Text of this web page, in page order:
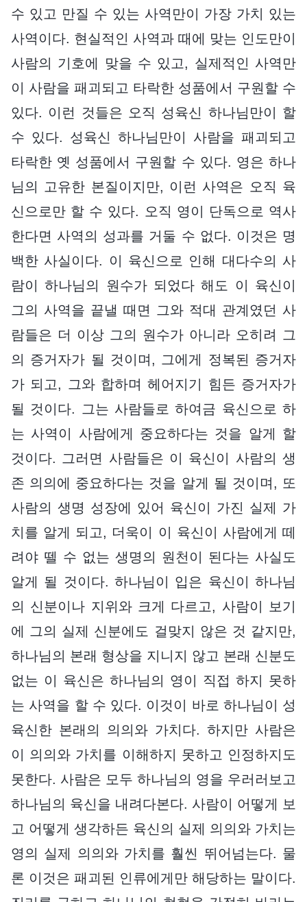
수 있고 만질 수 있는 사역만이 가장 가치 있는
사역이다. 현실적인 사역과 때에 맞는 인도만이
사람의 기호에 맞을 수 있고, 실제적인 사역만
이 사람을 패괴되고 타락한 성품에서 구원할 수
있다. 이런 것들은 오직 성육신 하나님만이 할
수 있다. 성육신 하나님만이 사람을 패괴되고
타락한 옛 성품에서 구원할 수 있다. 영은 하나
님의 고유한 본질이지만, 이런 사역은 오직 육
신으로만 할 수 있다. 오직 영이 단독으로 역사
한다면 사역의 성과를 거둘 수 없다. 이것은 명
백한 사실이다. 이 육신으로 인해 대다수의 사
람이 하나님의 원수가 되었다 해도 이 육신이
그의 사역을 끝낼 때면 그와 적대 관계였던 사
람들은 더 이상 그의 원수가 아니라 오히려 그
의 증거자가 될 것이며, 그에게 정복된 증거자
가 되고, 그와 합하며 헤어지기 힘든 증거자가
될 것이다. 그는 사람들로 하여금 육신으로 하
는 사역이 사람에게 중요하다는 것을 알게 할
것이다. 그러면 사람들은 이 육신이 사람의 생
존 의의에 중요하다는 것을 알게 될 것이며, 또
사람의 생명 성장에 있어 육신이 가진 실제 가
치를 알게 되고, 더욱이 이 육신이 사람에게 떼
려야 뗄 수 없는 생명의 원천이 된다는 사실도
알게 될 것이다. 하나님이 입은 육신이 하나님
의 신분이나 지위와 크게 다르고, 사람이 보기
에 그의 실제 신분에도 걸맞지 않은 것 같지만,
하나님의 본래 형상을 지니지 않고 본래 신분도
없는 이 육신은 하나님의 영이 직접 하지 못하
는 사역을 할 수 있다. 이것이 바로 하나님이 성
육신한 본래의 의의와 가치다. 하지만 사람은
이 의의와 가치를 이해하지 못하고 인정하지도
못한다. 사람은 모두 하나님의 영을 우러러보고
하나님의 육신을 내려다본다. 사람이 어떻게 보
고 어떻게 생각하든 육신의 실제 의의와 가치는
영의 실제 의의와 가치를 훨씬 뛰어넘는다. 물
론 이것은 패괴된 인류에게만 해당하는 말이다.